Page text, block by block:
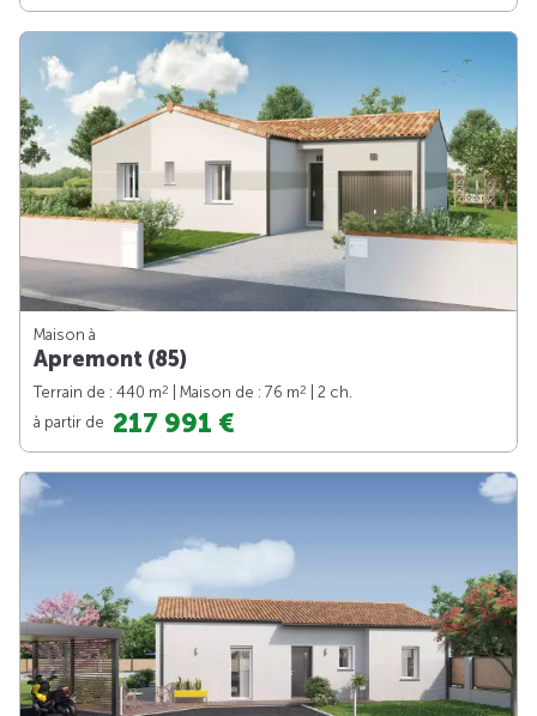
Maison à
Apremont (85)
Terrain de : 440 m2 | Maison de : 76 m2
| 2 ch.
à partir de 217 991 €